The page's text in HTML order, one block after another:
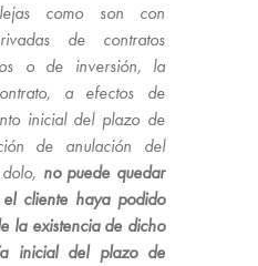
como son con
de contratos
o de inversión, la
a efectos de
inicial del plazo de
de anulación del
no puede quedar
cliente haya podido
la existencia de dicho
inicial del plazo de